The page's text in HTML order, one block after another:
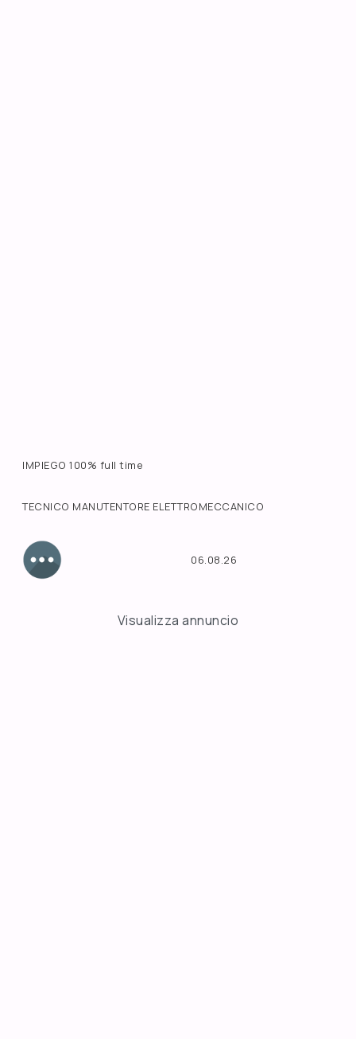
IMPIEGO 100% full time
TECNICO MANUTENTORE ELETTROMECCANICO
06.08.26
Visualizza annuncio